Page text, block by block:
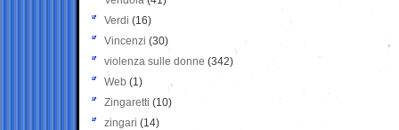
Verdi (16)
Vincenzi (30)
violenza sulle donne (342)
Web (1)
Zingaretti (10)
zingari (14)